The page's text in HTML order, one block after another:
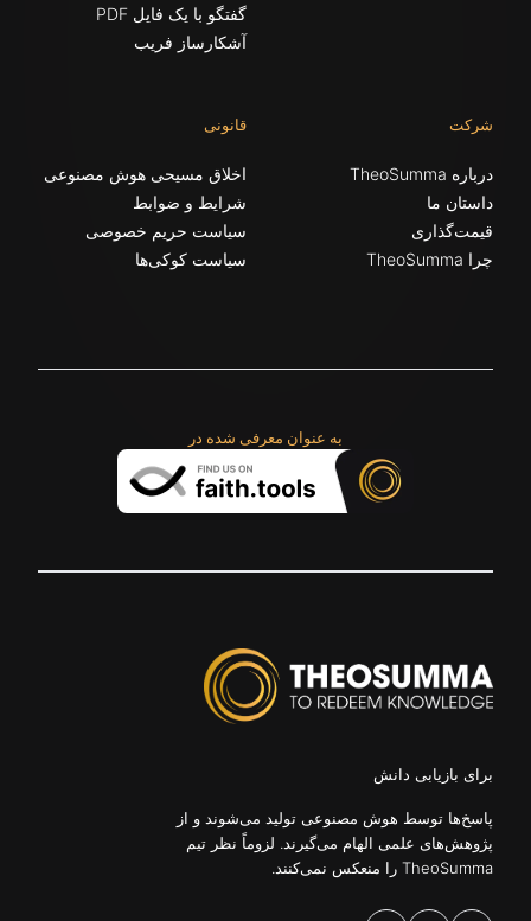
گفتگو با یک فایل PDF
آشکارساز فریب
شرکت
درباره TheoSumma
داستان ما
قیمت‌گذاری
چرا TheoSumma
قانونی
اخلاق مسیحی هوش مصنوعی
شرایط و ضوابط
سیاست حریم خصوصی
سیاست کوکی‌ها
به عنوان معرفی شده در
برای بازیابی دانش
پاسخ‌ها توسط هوش مصنوعی تولید می‌شوند و از
پژوهش‌های علمی الهام می‌گیرند. لزوماً نظر تیم
TheoSumma را منعکس نمی‌کنند.